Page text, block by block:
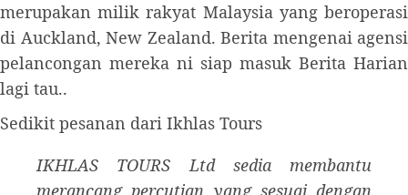
merupakan milik rakyat Malaysia yang beroperasi
di Auckland, New Zealand. Berita mengenai agensi
pelancongan mereka ni siap masuk Berita Harian
lagi tau..
Sedikit pesanan dari Ikhlas Tours
IKHLAS TOURS Ltd sedia membantu
merancang percutian yang sesuai dengan